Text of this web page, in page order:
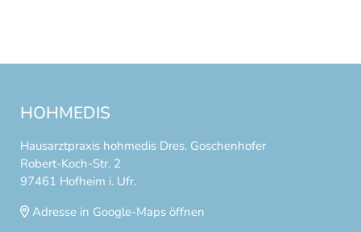
HOHMEDIS
Hausarztpraxis hohmedis Dres. Goschenhofer
Robert-Koch-Str. 2
97461 Hofheim i. Ufr.
Adresse in Google-Maps öffnen